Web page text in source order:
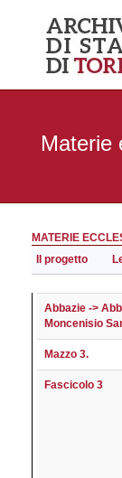
Materie
MATERIE
Il progetto
Abbazie ->
Moncenisio
Mazzo 3.
Fascicolo 3